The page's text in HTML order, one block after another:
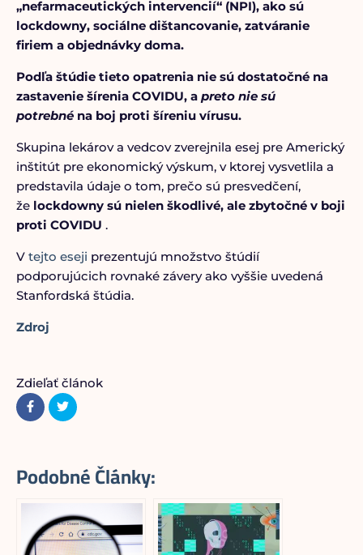
„nefarmaceutických intervencií“ (NPI), ako sú
lockdowny, sociálne dištancovanie, zatváranie
firiem a objednávky doma.
Podľa štúdie tieto opatrenia nie sú dostatočné na
zastavenie šírenia COVIDU, a preto nie sú
potrebnéna boj proti šíreniu vírusu.
Skupina lekárov a vedcov zverejnila esej pre Americký
inštitút pre ekonomický výskum, v ktorej vysvetlila a
predstavila údaje o tom, prečo sú presvedčení,
že lockdowny sú nielen škodlivé, ale zbytočné v boji
proti COVIDU .
V tejto eseji prezentujú množstvo štúdií
podporujúcich rovnaké závery ako vyššie uvedená
Stanfordská štúdia.
Zdroj
Zdieľať článok
Podobné Články: